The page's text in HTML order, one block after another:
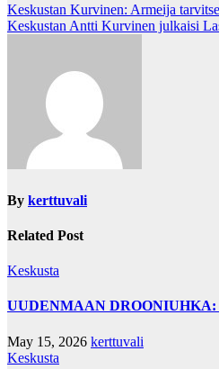
Post
navigation
Keskustan Kurvinen: Armeija
Keskustan Antti Kurvinen julkaisi
By kerttuvali
Related Post
Keskusta
UUDENMAAN DROONIUHKA:
May 15, 2026 kerttuvali
Keskusta